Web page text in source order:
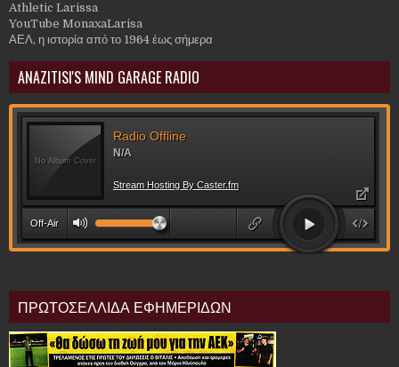
Athletic Larissa
YouTube MonaxaLarisa
ΑΕΛ, η ιστορία από το 1964 έως σήμερα
ANAZITISI'S MIND GARAGE RADIO
ΠΡΩΤΟΣΕΛΛΙΔΑ ΕΦΗΜΕΡΙΔΩΝ